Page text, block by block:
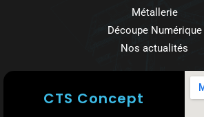
Métallerie
Découpe Numérique
Nos actualités
CTS Concept